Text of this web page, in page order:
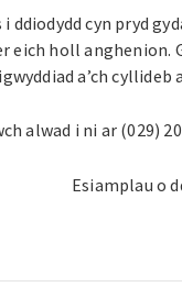
ddiodydd cyn pryd
eich holl
a’ch
alwad i ni ar (029)
Esiamplau o